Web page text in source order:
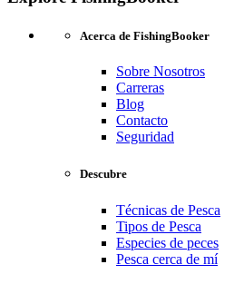
Acerca de FishingBooker
Sobre Nosotros
Carreras
Blog
Contacto
Seguridad
Descubre
Técnicas de Pesca
Tipos de Pesca
Especies de peces
Pesca cerca de mí